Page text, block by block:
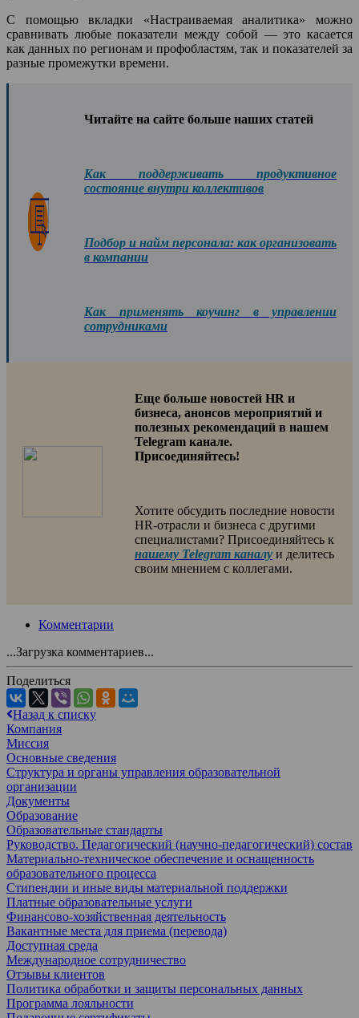
С помощью вкладки «Настраиваемая аналитика» можно
сравнивать любые показатели между собой — это касается
как данных по регионам и профобластям, так и показателей за
разные промежутки времени.
Читайте на сайте больше наших статей
Как поддерживать продуктивное
состояние внутри коллективов
Подбор и найм персонала: как организовать
в компании
Как применять коучинг в управлении
сотрудниками
Еще больше новостей HR и
бизнеса, анонсов мероприятий и
полезных рекомендаций в нашем
Telegram канале.
Присоединяйтесь!
Хотите обсудить последние новости
HR-отрасли и бизнеса с другими
специалистами? Присоединяйтесь к
нашему Telegram каналу и делитесь
своим мнением с коллегами.
Комментарии
...Загрузка комментариев...
Поделиться
Назад к списку
Компания
Миссия
Основные сведения
Структура и органы управления образовательной
организации
Документы
Образование
Образовательные стандарты
Руководство. Педагогический (научно-педагогический) состав
Материально-техническое обеспечение и оснащенность
образовательного процесса
Стипендии и иные виды материальной поддержки
Платные образовательные услуги
Финансово-хозяйственная деятельность
Вакантные места для приема (перевода)
Доступная среда
Международное сотрудничество
Отзывы клиентов
Политика обработки и защиты персональных данных
Программа лояльности